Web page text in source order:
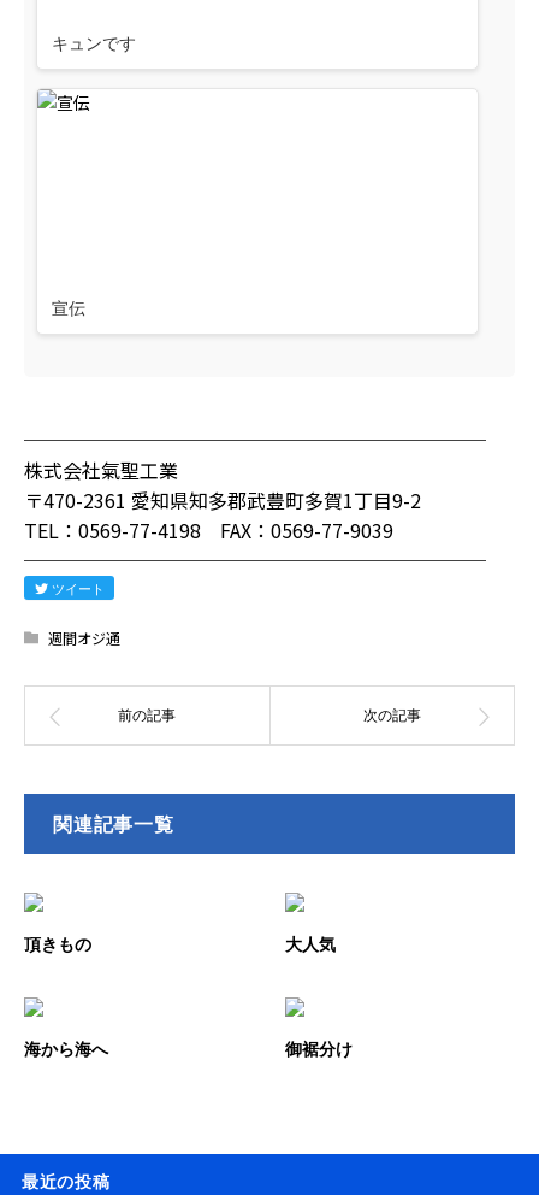
キュンです
宣伝
────────────────────────
株式会社氣聖工業
〒470-2361 愛知県知多郡武豊町多賀1丁目9-2
TEL：0569-77-4198 FAX：0569-77-9039
────────────────────────
ツイート
週間オジ通
関連記事一覧
頂きもの 大人気
海から海へ 御裾分け
最近の投稿